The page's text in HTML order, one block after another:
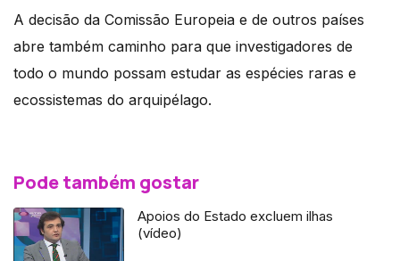
A decisão da Comissão Europeia e de outros países
abre também caminho para que investigadores de
todo o mundo possam estudar as espécies raras e
ecossistemas do arquipélago.
Pode também gostar
Apoios do Estado excluem ilhas
(vídeo)